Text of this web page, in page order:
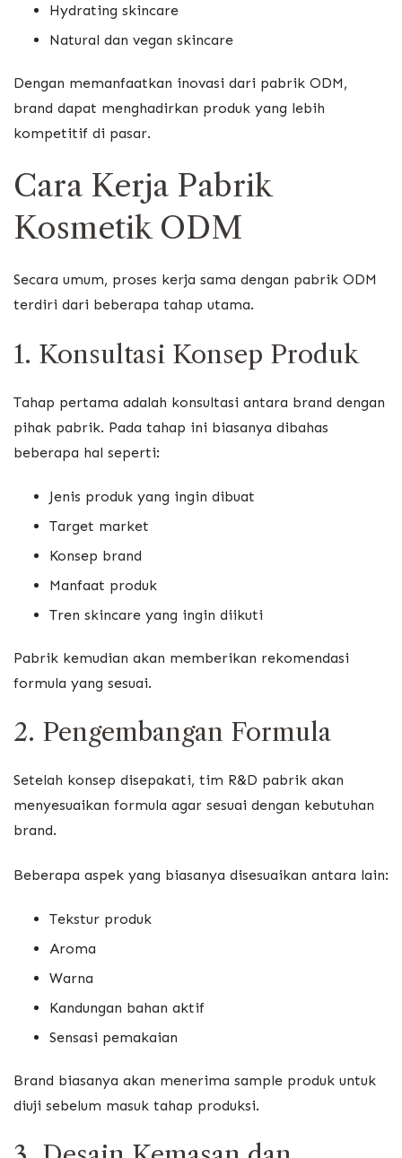
Hydrating skincare
Natural dan vegan skincare
Dengan memanfaatkan inovasi dari pabrik ODM,
brand dapat menghadirkan produk yang lebih
kompetitif di pasar.
Cara Kerja Pabrik
Kosmetik ODM
Secara umum, proses kerja sama dengan pabrik ODM
terdiri dari beberapa tahap utama.
1. Konsultasi Konsep Produk
Tahap pertama adalah konsultasi antara brand dengan
pihak pabrik. Pada tahap ini biasanya dibahas
beberapa hal seperti:
Jenis produk yang ingin dibuat
Target market
Konsep brand
Manfaat produk
Tren skincare yang ingin diikuti
Pabrik kemudian akan memberikan rekomendasi
formula yang sesuai.
2. Pengembangan Formula
Setelah konsep disepakati, tim R&D pabrik akan
menyesuaikan formula agar sesuai dengan kebutuhan
brand.
Beberapa aspek yang biasanya disesuaikan antara lain:
Tekstur produk
Aroma
Warna
Kandungan bahan aktif
Sensasi pemakaian
Brand biasanya akan menerima sample produk untuk
diuji sebelum masuk tahap produksi.